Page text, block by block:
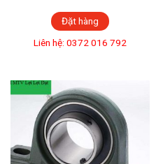
Đặt hàng
Liên hệ: 0372 016 792